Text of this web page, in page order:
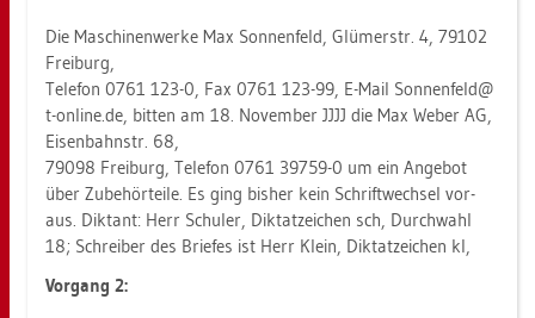
Die Ma­schi­nen­wer­ke Max Son­nen­feld, Glü­mer­str. 4, 79102
Frei­burg,
Te­le­fon 0761 123-0, Fax 0761 123-99, E-Mail Son­nen­feld@​
t-​on­line.​de, bit­ten am 18. No­vem­ber JJJJ die Max Weber AG,
Ei­sen­bahn­str. 68,
79098 Frei­burg, Te­le­fon 0761 39759-0 um ein An­ge­bot
über Zu­be­hör­tei­le. Es ging bis­her kein Schrift­wech­sel vor­
aus. Dik­tant: Herr Schuler, Dik­tat­zei­chen sch, Durch­wahl
18; Schrei­ber des Brie­fes ist Herr Klein, Dik­tat­zei­chen kl,
Vor­gang 2: